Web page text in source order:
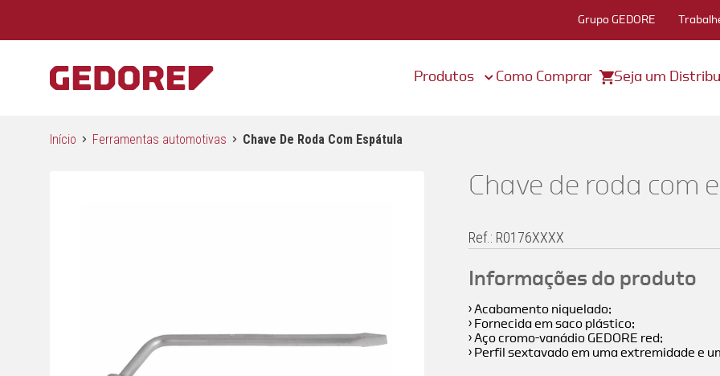
Grupo GEDORE
Produtos Como Comprar Seja um
Início Ferramentas automotivas Chave De Roda Com Espátula
Chave de roda com
Ref.: R0176XXXX
Informações do produto
› Acabamento niquelado;
› Fornecida em saco plástico;
› Aço cromo-vanádio GEDORE red;
› Perfil sextavado em uma extremidade e